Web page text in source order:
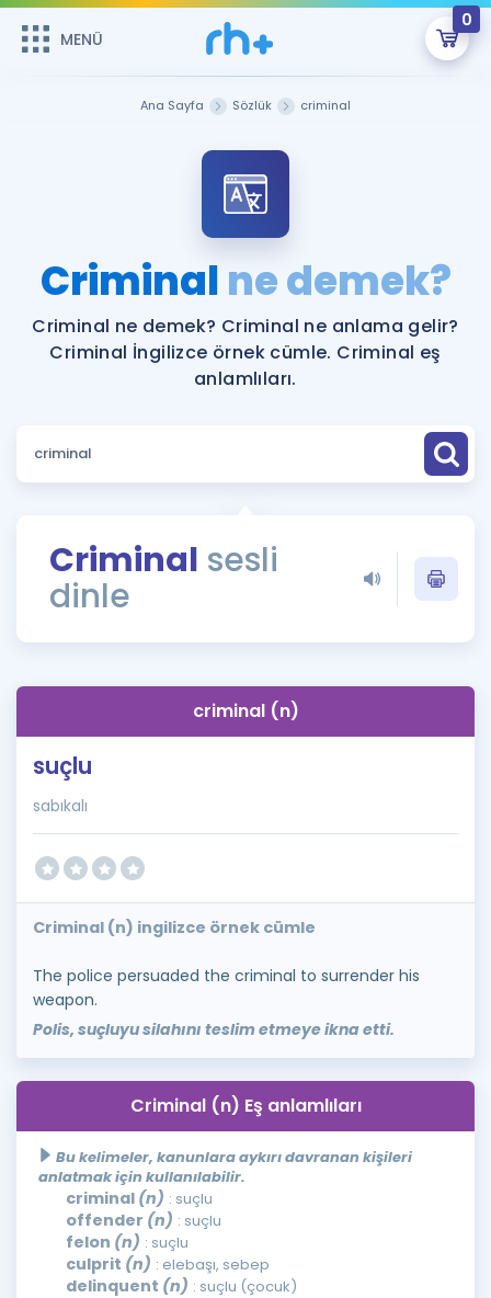
MENÜ
0
ÜYE DEĞİLİM
Sepetin Şu An Boş.
Remzi Hoca ile seni sınava hazırlayacak onlarca eğitim seni
bekliyor!
MENÜ
Faydalı Araçlar
Sözlük
Rehberlik Aracı
ÖSYM Sınav Takvimi
İngilizce Gramer
Hakkımızda
Ana Sayfa Sözlük criminal
Criminalne demek?
Criminal ne demek? Criminal ne anlama gelir?
Criminal İngilizce örnek cümle. Criminal eş
anlamlıları.
Criminal sesli
dinle
criminal (n)
suçlu
sabıkalı
Criminal (n) ingilizce örnek cümle
The police persuaded the criminal to surrender his
weapon.
Polis, suçluyu silahını teslim etmeye ikna etti.
Criminal (n) Eş anlamlıları
Bu kelimeler, kanunlara aykırı davranan kişileri
anlatmak için kullanılabilir.
criminal (n) : suçlu
offender (n) : suçlu
felon (n) : suçlu
culprit (n) : elebaşı, sebep
delinquent (n) : suçlu (çocuk)